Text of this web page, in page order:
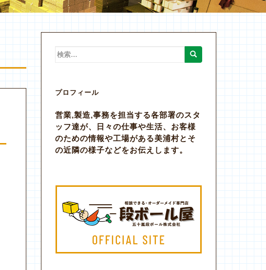
検
プロフィール
営業,製造,事務を担当する各部署のスタ
ッフ達が、日々の仕事や生活、お客様
のための情報や工場がある美浦村とそ
の近隣の様子などをお伝えします。